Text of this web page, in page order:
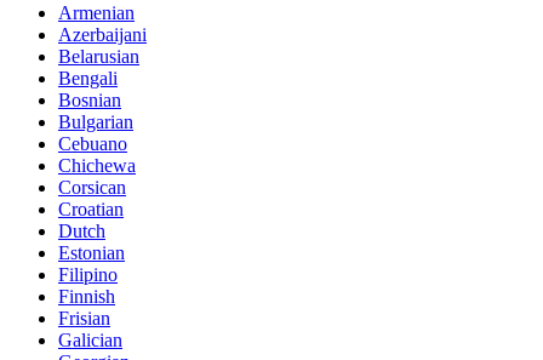
Armenian
Azerbaijani
Belarusian
Bengali
Bosnian
Bulgarian
Cebuano
Chichewa
Corsican
Croatian
Dutch
Estonian
Filipino
Finnish
Frisian
Galician